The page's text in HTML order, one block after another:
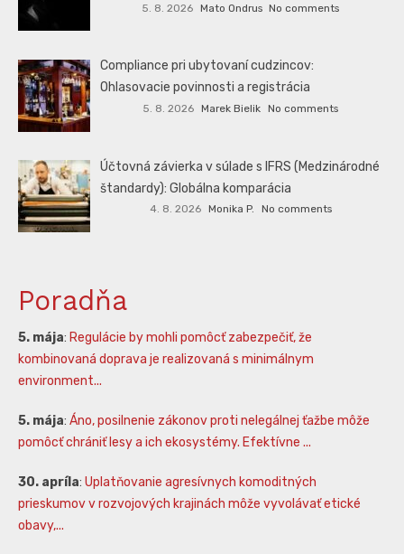
5. 8. 2026 Mato Ondrus No comments
Compliance pri ubytovaní cudzincov:
Ohlasovacie povinnosti a registrácia
5. 8. 2026 Marek Bielik No comments
Účtovná závierka v súlade s IFRS (Medzinárodné
štandardy): Globálna komparácia
4. 8. 2026 Monika P. No comments
Poradňa
5. mája: Regulácie by mohli pomôcť zabezpečiť, že
kombinovaná doprava je realizovaná s minimálnym
environment...
5. mája: Áno, posilnenie zákonov proti nelegálnej ťažbe môže
pomôcť chrániť lesy a ich ekosystémy. Efektívne ...
30. apríla: Uplatňovanie agresívnych komoditných
prieskumov v rozvojových krajinách môže vyvolávať etické
obavy,...